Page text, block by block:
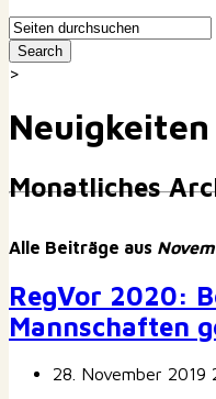
>
Neuigkeiten
Monatliches
Alle Beiträge aus
RegVor 2020:
Mannschaften
28. November 2019